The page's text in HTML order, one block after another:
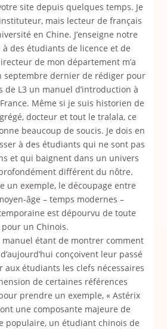
site depuis quelques temps. Je
mais lecteur de français
en Chine. J’enseigne notre
des étudiants de licence et de
de mon département m’a
septembre dernier de rédiger pour
de L3 un manuel d’introduction à
Même si je suis historien de
docteur et tout le tralala, ce
beaucoup de soucis. Je dois en
à des étudiants qui ne sont pas
et qui baignent dans un univers
différent du nôtre.
un exemple, le découpage entre
âge – temps modernes –
est dépourvu de toute
un Chinois.
manuel étant de montrer comment
conçoivent leur passé
aux étudiants les clefs nécessaires
de certaines références
prendre un exemple, « Astérix
une composante majeure de
populaire, un étudiant chinois de